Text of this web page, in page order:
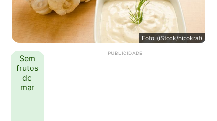
Foto: (iStock/hipokrat)
Detalhes da Receita
Sem
frutos
do
mar